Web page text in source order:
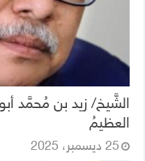
الشَّيخ/ زيد بن مُحمَّد
العظيمُ
25 ديسمبر، 2025